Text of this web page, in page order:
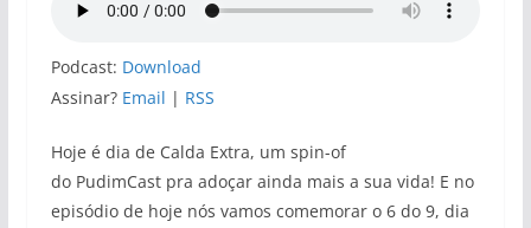
Podcast: Download
Assinar? Email | RSS
Hoje é dia de Calda Extra, um spin-of
do PudimCast pra adoçar ainda mais a sua vida! E no
episódio de hoje nós vamos comemorar o 6 do 9, dia